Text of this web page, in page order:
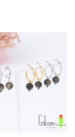
bsc005